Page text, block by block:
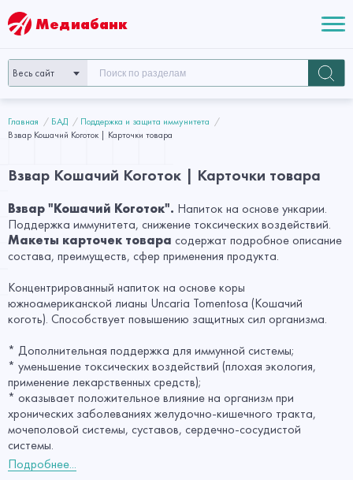
Медиабанк
Весь сайт
Главная БАД
Поддержка и защита иммунитета
Взвар Кошачий Коготок | Карточки товара
Взвар Кошачий Коготок | Карточки товара
Взвар "Кошачий Коготок". Напиток на основе ункарии.
Поддержка иммунитета, снижение токсических воздействий.
Макеты карточек товара содержат подробное описание
состава, преимуществ, сфер применения продукта.
Концентрированный напиток на основе коры
южноамериканской лианы Uncaria Tomentosa (Кошачий
коготь). Способствует повышению защитных сил организма.
* Дополнительная поддержка для иммунной системы;
* уменьшение токсических воздействий (плохая экология,
применение лекарственных средств);
* оказывает положительное влияние на организм при
хронических заболеваниях желудочно-кишечного тракта,
мочеполовой системы, суставов, сердечно-сосудистой
системы.
Подробнее...